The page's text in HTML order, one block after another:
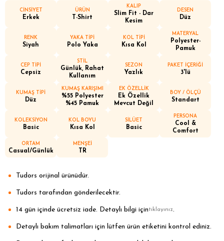
CİNSİYET
Erkek
ÜRÜN
T-Shirt
KALIP
Slim Fit - Dar
Kesim
DESEN
Düz
RENK
Siyah
YAKA TİPİ
Polo Yaka
KOL TİPİ
Kısa Kol
MATERYAL
Polyester-
Pamuk
CEP TİPİ
Cepsiz
STİL
Günlük, Rahat
Kullanım
SEZON
Yazlık
PAKET İÇERİĞİ
3'lü
KUMAŞ TİPİ
Düz
KUMAŞ KARIŞIMI
%55 Polyester
%45 Pamuk
EK ÖZELLİK
Ek Özellik
Mevcut Değil
BOY / ÖLÇÜ
Standart
KOLEKSİYON
Basic
KOL BOYU
Kısa Kol
SİLÜET
Basic
PERSONA
Cool &
Comfort
ORTAM
Casual/Günlük
MENŞEİ
TR
Tudors orijinal ürünüdür.
Tudors tarafından gönderilecektir.
14 gün içinde ücretsiz iade. Detaylı bilgi içintıklayınız.
Detaylı bakım talimatları için lütfen ürün etiketini kontrol ediniz.